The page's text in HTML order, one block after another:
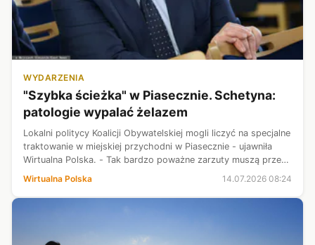
WYDARZENIA
"Szybka ścieżka" w Piasecznie. Schetyna:
patologie wypalać żelazem
Lokalni politycy Koalicji Obywatelskiej mogli liczyć na specjalne
traktowanie w miejskiej przychodni w Piasecznie - ujawniła
Wirtualna Polska. - Tak bardzo poważne zarzuty muszą przede
wszystkim wywołać kontrolę NFZ-u, a także całego systemu
Wirtualna Polska 14.07.2026 08:24